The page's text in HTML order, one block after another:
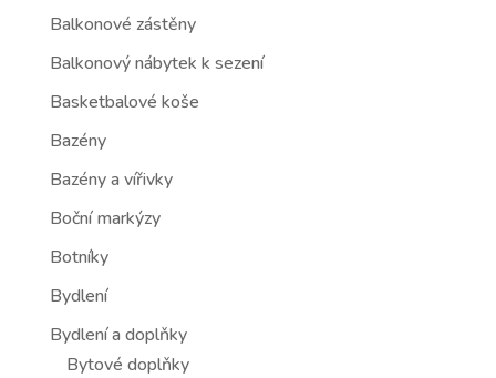
Balkonové zástěny
Balkonový nábytek k sezení
Basketbalové koše
Bazény
Bazény a vířivky
Boční markýzy
Botníky
Bydlení
Bydlení a doplňky
Bytové doplňky